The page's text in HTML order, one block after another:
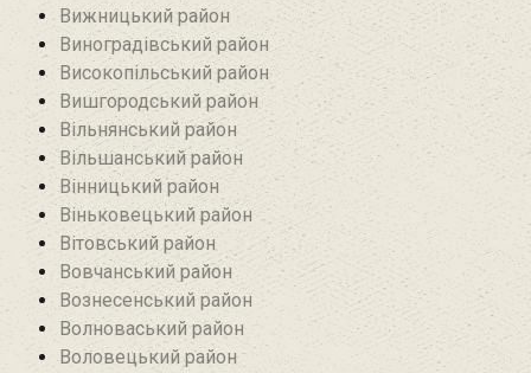
Вижницький район
Виноградівський район
Високопільський район
Вишгородський район
Вільнянський район‎
Вільшанський район
Вінницький район
Віньковецький район
Вітовський район
Вовчанський район
Вознесенський район
Волноваський район
Воловецький район